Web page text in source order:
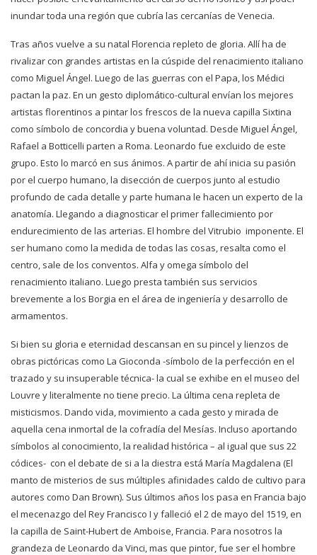
inundar toda una región que cubría las cercanías de Venecia.
Tras años vuelve a su natal Florencia repleto de gloria. Allí ha de
rivalizar con grandes artistas en la cúspide del renacimiento italiano
como Miguel Ángel. Luego de las guerras con el Papa, los Médici
pactan la paz. En un gesto diplomático-cultural envían los mejores
artistas florentinos a pintar los frescos de la nueva capilla Sixtina
como símbolo de concordia y buena voluntad. Desde Miguel Ángel,
Rafael a Botticelli parten a Roma. Leonardo fue excluido de este
grupo. Esto lo marcó en sus ánimos. A partir de ahí inicia su pasión
por el cuerpo humano, la disección de cuerpos junto al estudio
profundo de cada detalle y parte humana le hacen un experto de la
anatomía. Llegando a diagnosticar el primer fallecimiento por
endurecimiento de las arterias. El hombre del Vitrubio imponente. El
ser humano como la medida de todas las cosas, resalta como el
centro, sale de los conventos. Alfa y omega símbolo del
renacimiento italiano. Luego presta también sus servicios
brevemente a los Borgia en el área de ingeniería y desarrollo de
armamentos.
Si bien su gloria e eternidad descansan en su pincel y lienzos de
obras pictóricas como La Gioconda -símbolo de la perfección en el
trazado y su insuperable técnica- la cual se exhibe en el museo del
Louvre y literalmente no tiene precio. La última cena repleta de
misticismos. Dando vida, movimiento a cada gesto y mirada de
aquella cena inmortal de la cofradía del Mesías. Incluso aportando
símbolos al conocimiento, la realidad histórica – al igual que sus 22
códices- con el debate de si a la diestra está María Magdalena (El
manto de misterios de sus múltiples afinidades caldo de cultivo para
autores como Dan Brown). Sus últimos años los pasa en Francia bajo
el mecenazgo del Rey Francisco I y falleció el 2 de mayo del 1519, en
la capilla de Saint-Hubert de Amboise, Francia. Para nosotros la
grandeza de Leonardo da Vinci, mas que pintor, fue ser el hombre